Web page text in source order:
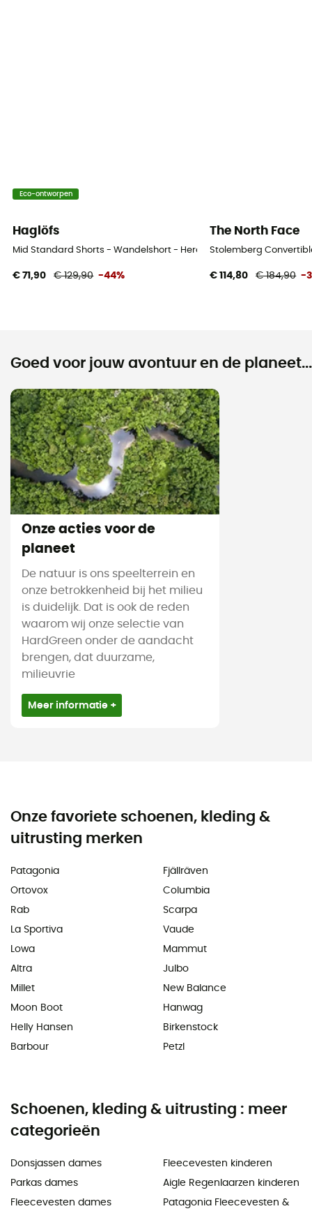
Eco-ontworpen
Haglöfs
Mid Standard Shorts - Wandelshort - Heren
€ 71,90 € 129,90 -44%
The North Face
Stolemberg
€ 114,80 € 184,90 -
Goed voor jouw avontuur en de planeet...
Onze acties voor de
planeet
De natuur is ons speelterrein en
onze betrokkenheid bij het milieu
is duidelijk. Dat is ook de reden
waarom wij onze selectie van
HardGreen onder de aandacht
brengen, dat duurzame,
milieuvrie
Meer informatie +
Onze favoriete schoenen, kleding &
uitrusting merken
Patagonia
Ortovox
Rab
La Sportiva
Lowa
Altra
Millet
Moon Boot
Helly Hansen
Barbour
Fjällräven
Columbia
Scarpa
Vaude
Mammut
Julbo
New Balance
Hanwag
Birkenstock
Petzl
Schoenen, kleding & uitrusting : meer
categorieën
Donsjassen dames
Parkas dames
Fleecevesten dames
Fleecevesten kinderen
Aigle Regenlaarzen kinderen
Patagonia Fleecevesten &